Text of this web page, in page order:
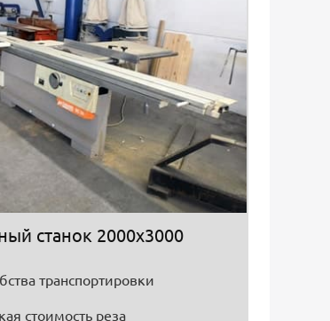
станок 2000х3000
транспортировки
стоимость реза